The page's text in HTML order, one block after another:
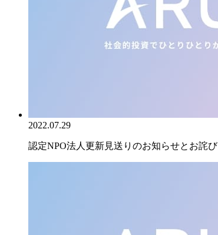
2022.07.29
認定NPO法人更新見送りのお知らせとお詫び